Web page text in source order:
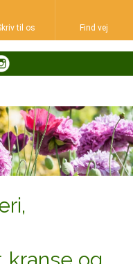
til os​ Find vej​